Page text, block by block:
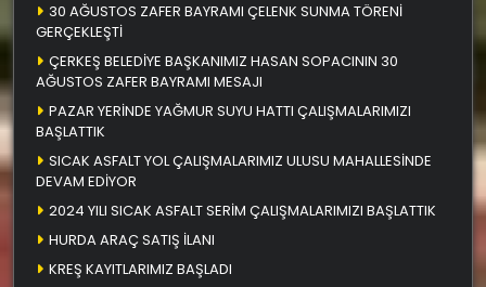
30 AĞUSTOS ZAFER BAYRAMI ÇELENK SUNMA TÖRENİ
GERÇEKLEŞTİ
ÇERKEŞ BELEDİYE BAŞKANIMIZ HASAN SOPACININ 30
AĞUSTOS ZAFER BAYRAMI MESAJI
PAZAR YERİNDE YAĞMUR SUYU HATTI ÇALIŞMALARIMIZI
BAŞLATTIK
SICAK ASFALT YOL ÇALIŞMALARIMIZ ULUSU MAHALLESİNDE
DEVAM EDİYOR
2024 YILI SICAK ASFALT SERİM ÇALIŞMALARIMIZI BAŞLATTIK
HURDA ARAÇ SATIŞ İLANI
KREŞ KAYITLARIMIZ BAŞLADI